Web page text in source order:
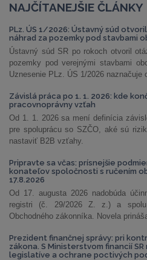
NAJČÍTANEJŠIE ČLÁNKY
PLz. ÚS 1/2026: Ústavný súd
náhrad za pozemky pod stavbami
Ústavný súd SR po rokoch otvoril
pozemky pod verejnými stavbami
Uznesenie PLz. ÚS 1/2026 naznačuje
Závislá práca po 1. 1. 2026: kde
pracovnoprávny vzťah
Od 1. 1. 2026 sa mení definícia
pre spoluprácu so SZČO, aké sú
nastaviť B2B vzťahy.
Pripravte sa včas: prísnejšie
konateľov spoločnosti s ručením
17.8.2026
Od 17. augusta 2026 nadobúda
registri (č. 29/2026 Z. z.) a
Obchodného zákonníka. Novela
Prezident finančnej správy: pri
zákona. S Ministerstvom financií
legislatíve a ochrane poctivých